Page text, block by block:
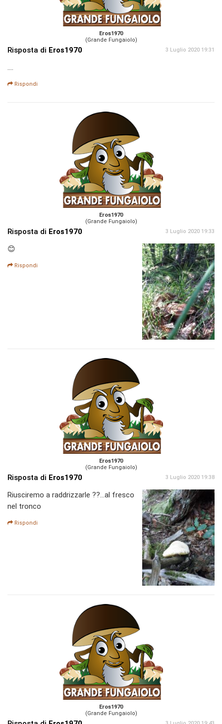
Eros1970
(Grande Fungaiolo)
Risposta di Eros1970 3 Luglio 2020 19:31
....
Rispondi
Eros1970
(Grande Fungaiolo)
Risposta di Eros1970 3 Luglio 2020 19:33
😊
Rispondi
Eros1970
(Grande Fungaiolo)
Risposta di Eros1970 3 Luglio 2020 19:38
Riusciremo a raddrizzarle ??...al fresco
nel tronco
Rispondi
Eros1970
(Grande Fungaiolo)